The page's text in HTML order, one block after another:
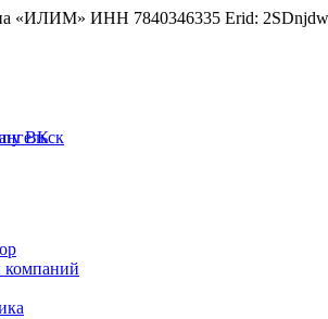
«ИЛИМ» ИНН 7840346335 Erid:
компаний